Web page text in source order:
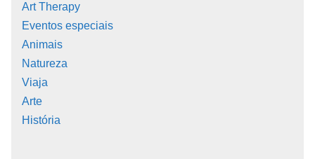
Art Therapy
Eventos especiais
Animais
Natureza
Viaja
Arte
História